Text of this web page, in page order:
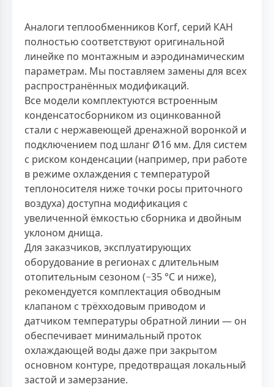
Аналоги теплообменников Korf, серий КАН
полностью соответствуют оригинальной
линейке по монтажным и аэродинамическим
параметрам. Мы поставляем замены для всех
распространённых модификаций.
Все модели комплектуются встроенным
конденсатосборником из оцинкованной
стали с нержавеющей дренажной воронкой и
подключением под шланг Ø16 мм. Для систем
с риском конденсации (например, при работе
в режиме охлаждения с температурой
теплоносителя ниже точки росы приточного
воздуха) доступна модификация с
увеличенной ёмкостью сборника и двойным
уклоном днища.
Для заказчиков, эксплуатирующих
оборудование в регионах с длительным
отопительным сезоном (−35 °C и ниже),
рекомендуется комплектация обводным
клапаном с трёхходовым приводом и
датчиком температуры обратной линии — он
обеспечивает минимальный проток
охлаждающей воды даже при закрытом
основном контуре, предотвращая локальный
застой и замерзание.